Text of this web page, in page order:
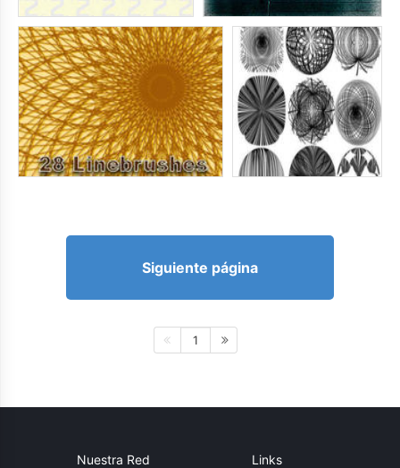
Siguiente página
1
Nuestra Red Links